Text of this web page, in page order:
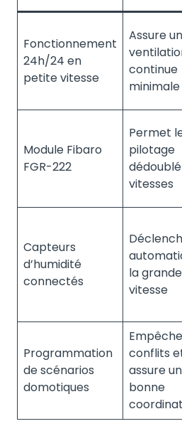
Fonctionnement
24h/24 en
petite vitesse
Assure
continue
minimale
Module Fibaro
FGR-222
Permet
pilotage
vitesses
Capteurs
d’humidité
connectés
la grande
vitesse
Programmation
de scénarios
domotiques
conflits
assure
bonne